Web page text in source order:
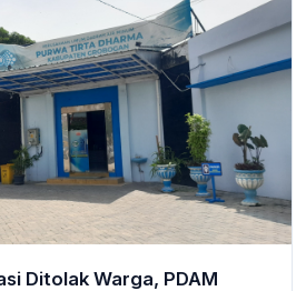
Ditolak Warga, PDAM